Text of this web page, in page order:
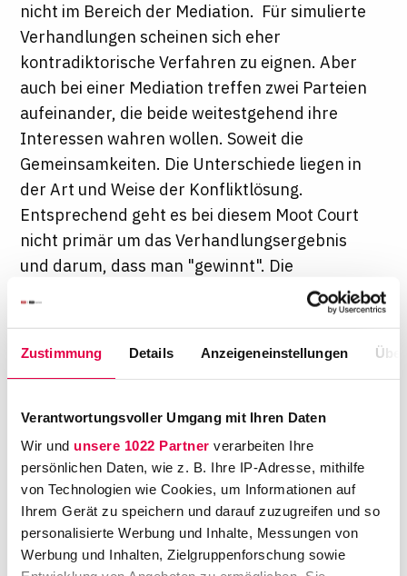
Zustimmung Details Anzeigeneinstellungen
Verantwortungsvoller Umgang mit Ihren Daten
Wir und unsere 1022 Partner verarbeiten Ihre
persönlichen Daten, wie z. B. Ihre IP-Adresse, mithilfe
von Technologien wie Cookies, um Informationen auf
Ihrem Gerät zu speichern und darauf zuzugreifen und so
personalisierte Werbung und Inhalte, Messungen von
Werbung und Inhalten, Zielgruppenforschung sowie
nicht im Bereich der Mediation. Für simulierte
Verhandlungen scheinen sich eher
kontradiktorische Verfahren zu eignen. Aber
auch bei einer Mediation treffen zwei Parteien
aufeinander, die beide weitestgehend ihre
Interessen wahren wollen. Soweit die
Gemeinsamkeiten. Die Unterschiede liegen in
der Art und Weise der Konfliktlösung.
Entsprechend geht es bei diesem Moot Court
nicht primär um das Verhandlungsergebnis
und darum, dass man "gewinnt". Die
Teilnehmer sollen vor allem beweisen, dass
sie verstanden haben, wie der Prozess der
Internationalen Handelskammer (ICC) in Paris
teil. Sie treten in vier Vorrunden
gegeneinander an und widmen sich dabei
jeweils vier Fallszenarien. Je zwei Studenten
eines Teams agieren als Mandant und dessen
Rechtsbeistand. Sie verhandeln vor einem
praxiserfahrenen Mediator – 85 Minuten lang
und ausschließlich in englischer Sprache. Zwei